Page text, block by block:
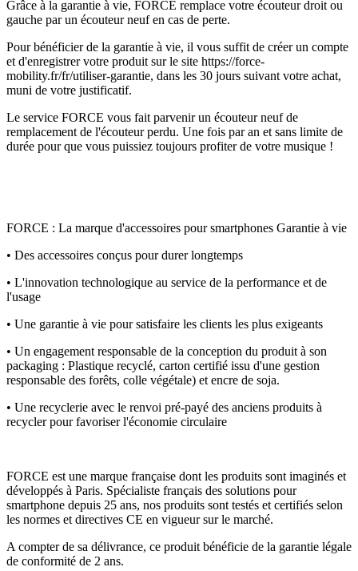
Grâce à la garantie à vie, FORCE remplace votre écouteur droit ou
gauche par un écouteur neuf en cas de perte.
Pour bénéficier de la garantie à vie, il vous suffit de créer un compte
et d'enregistrer votre produit sur le site https://force-
mobility.fr/fr/utiliser-garantie, dans les 30 jours suivant votre achat,
muni de votre justificatif.
Le service FORCE vous fait parvenir un écouteur neuf de
remplacement de l'écouteur perdu. Une fois par an et sans limite de
durée pour que vous puissiez toujours profiter de votre musique !
FORCE : La marque d'accessoires pour smartphones Garantie à vie
• Des accessoires conçus pour durer longtemps
• L'innovation technologique au service de la performance et de
l'usage
• Une garantie à vie pour satisfaire les clients les plus exigeants
• Un engagement responsable de la conception du produit à son
packaging : Plastique recyclé, carton certifié issu d'une gestion
responsable des forêts, colle végétale) et encre de soja.
• Une recyclerie avec le renvoi pré-payé des anciens produits à
recycler pour favoriser l'économie circulaire
FORCE est une marque française dont les produits sont imaginés et
développés à Paris. Spécialiste français des solutions pour
smartphone depuis 25 ans, nos produits sont testés et certifiés selon
les normes et directives CE en vigueur sur le marché.
A compter de sa délivrance, ce produit bénéficie de la garantie légale
de conformité de 2 ans.